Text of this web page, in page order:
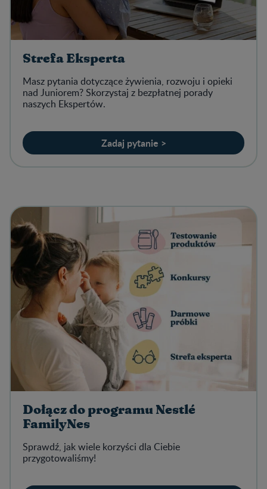
Strefa Eksperta
Masz pytania dotyczące żywienia, rozwoju i opieki
nad Juniorem? Skorzystaj z bezpłatnej porady
naszych Ekspertów.
Zadaj pytanie >
Dołącz do programu Nestlé
FamilyNes
Sprawdź, jak wiele korzyści dla Ciebie
przygotowaliśmy!